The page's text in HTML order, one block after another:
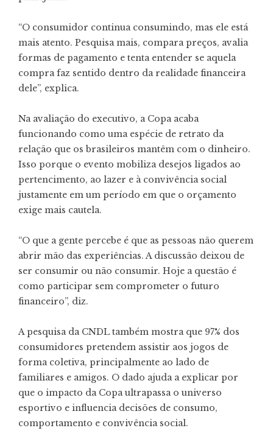
“O consumidor continua consumindo, mas ele está
mais atento. Pesquisa mais, compara preços, avalia
formas de pagamento e tenta entender se aquela
compra faz sentido dentro da realidade financeira
dele”, explica.
Na avaliação do executivo, a Copa acaba
funcionando como uma espécie de retrato da
relação que os brasileiros mantêm com o dinheiro.
Isso porque o evento mobiliza desejos ligados ao
pertencimento, ao lazer e à convivência social
justamente em um período em que o orçamento
exige mais cautela.
“O que a gente percebe é que as pessoas não querem
abrir mão das experiências. A discussão deixou de
ser consumir ou não consumir. Hoje a questão é
como participar sem comprometer o futuro
financeiro”, diz.
A pesquisa da CNDL também mostra que 97% dos
consumidores pretendem assistir aos jogos de
forma coletiva, principalmente ao lado de
familiares e amigos. O dado ajuda a explicar por
que o impacto da Copa ultrapassa o universo
esportivo e influencia decisões de consumo,
comportamento e convivência social.